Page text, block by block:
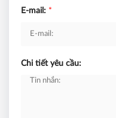
E-mail: *
Chi tiết yêu cầu: